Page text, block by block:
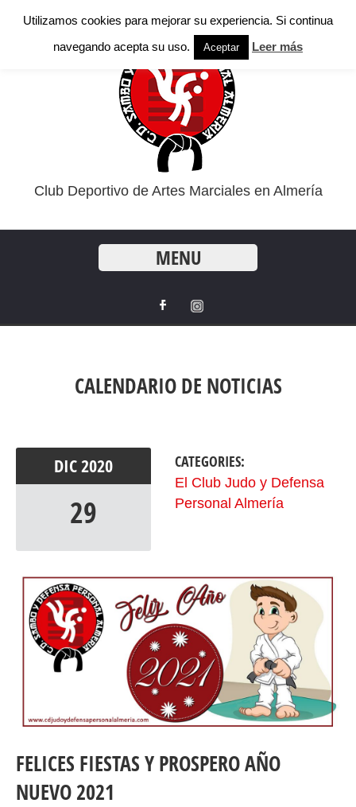
Club Deportivo de Artes Marciales en Almería
MENU
CALENDARIO DE NOTICIAS
DIC2020
29
CATEGORIES:
El Club Judo y Defensa
Personal Almería
FELICES FIESTAS Y PROSPERO AÑO
NUEVO 2021
Utilizamos cookies para mejorar su experiencia. Si continua
navegando acepta su uso.
Aceptar Leer más